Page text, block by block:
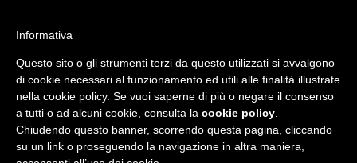
Mondo Italiano nel Mondo
LE INTERVISTE SONO AGLI ITALIANI CHE
RICOPRONO RUOLI ISTITUZIONALI, A
QUELLI CHE RAPPRESENTANO LA SOCIETÀ E
A CHI È UN "COMUNE CITTADINO" ...
PER TUTTO QUESTO SIAMO "ORGOGLIOSI
Informativa
Questo sito o gli strumenti terzi da questo utilizzati si avvalgono
di cookie necessari al funzionamento ed utili alle finalità illustrate
nella cookie policy. Se vuoi saperne di più o negare il consenso
a tutti o ad alcuni cookie, consulta la cookie policy
Chiudendo questo banner, scorrendo questa pagina, cliccando
su un link o proseguendo la navigazione in altra maniera,